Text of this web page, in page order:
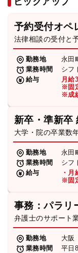
予約受付オペ
法律相談の受付と
勤務地
永田
業務時間
シフ
給与
月給
※固
※成
新卒・準新卒
大学・院の卒業数
勤務地
永田
業務時間
シフ
給与
・
※固
事務：パラリ
弁護士のサポート
勤務地
大阪
業務時間
平日
ホーム
取扱分野
解決実績
弁護士・税理士
費用
求人採用